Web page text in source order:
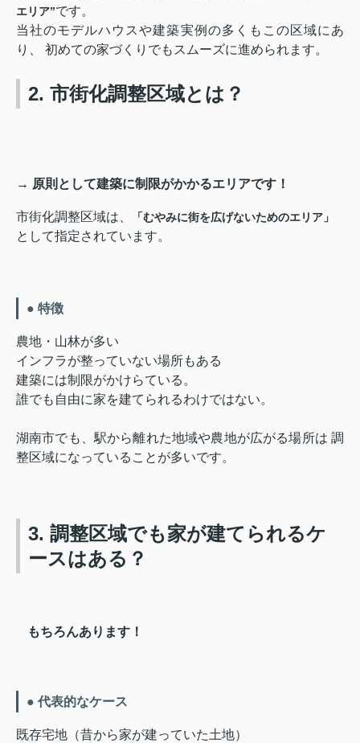
エリア”です。
当社のモデルハウスや建築実例の多くもこの区域にあ
り、 初めての家づくりでもスムーズに進められます。
2. 市街化調整区域とは？
→ 原則として建築に制限がかかるエリアです！
市街化調整区域は、 「むやみに街を広げないためのエリア」
として指定されています。
● 特徴
農地・山林が多い
インフラが整っていない場所もある
建築には制限がかけらている。
誰でも自由に家を建てられるわけではない。
湖南市でも、駅から離れた地域や農地が広がる場所は 調
整区域になっていることが多いです。
3. 調整区域でも家が建てられるケ
ースはある？
もちろんあります！
● 代表的なケース
既存宅地（昔から家が建っていた土地）